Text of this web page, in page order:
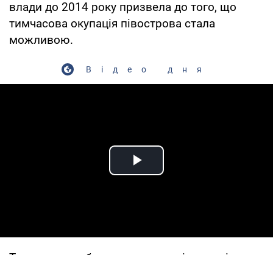
влади до 2014 року призвела до того, що
тимчасова окупація півострова стала
можливою.
Відео дня
Play Video